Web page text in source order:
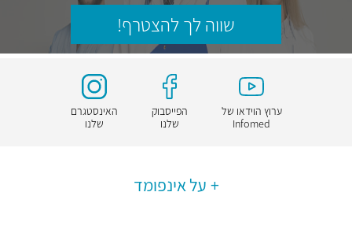
שווה לך להצטרף!
ערוץ הוידאו של
Infomed
הפייסבוק
שלנו
האינסטגרם
שלנו
על אינפומד